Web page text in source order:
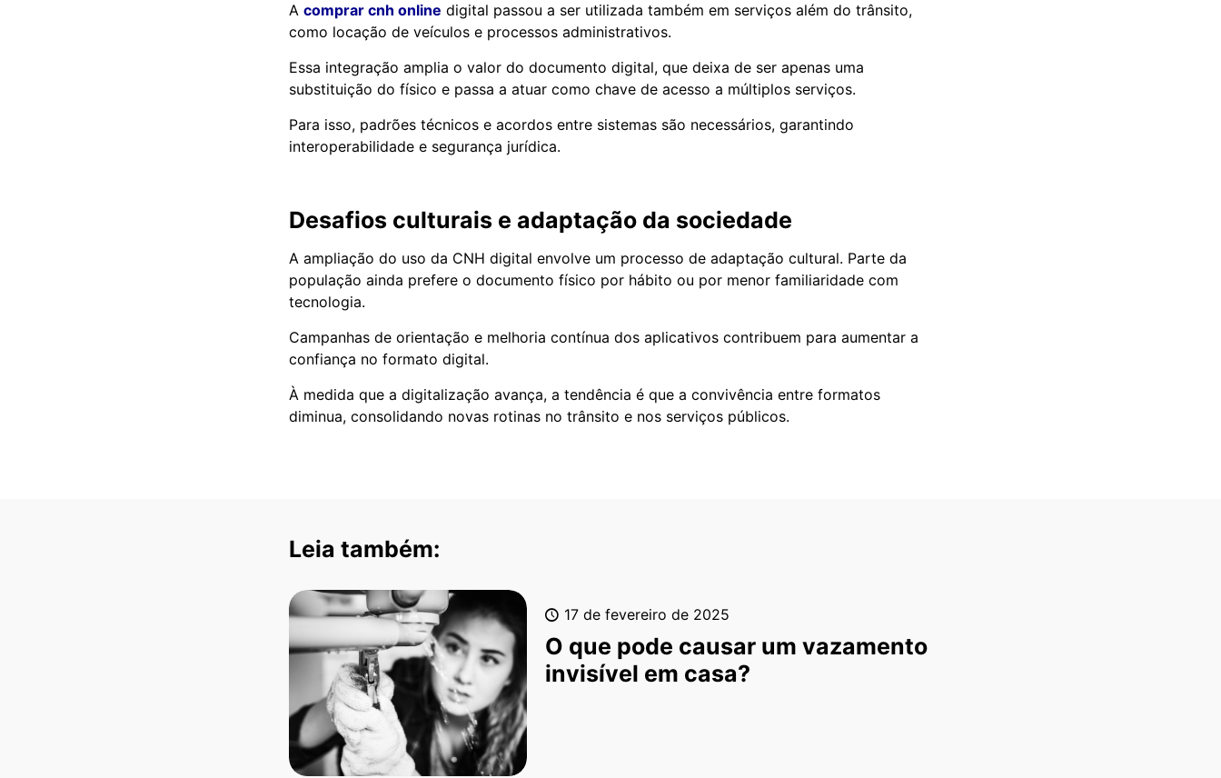
A comprar cnh online digital passou a ser utilizada também em serviços além do trânsito,
como locação de veículos e processos administrativos.
Essa integração amplia o valor do documento digital, que deixa de ser apenas uma
substituição do físico e passa a atuar como chave de acesso a múltiplos serviços.
Para isso, padrões técnicos e acordos entre sistemas são necessários, garantindo
interoperabilidade e segurança jurídica.
Desafios culturais e adaptação da sociedade
A ampliação do uso da CNH digital envolve um processo de adaptação cultural. Parte da
população ainda prefere o documento físico por hábito ou por menor familiaridade com
tecnologia.
Campanhas de orientação e melhoria contínua dos aplicativos contribuem para aumentar a
confiança no formato digital.
À medida que a digitalização avança, a tendência é que a convivência entre formatos
diminua, consolidando novas rotinas no trânsito e nos serviços públicos.
Leia também:
17 de fevereiro de 2025
O que pode causar um vazamento
invisível em casa?